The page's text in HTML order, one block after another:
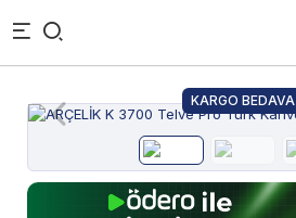
KARGO BEDAVA